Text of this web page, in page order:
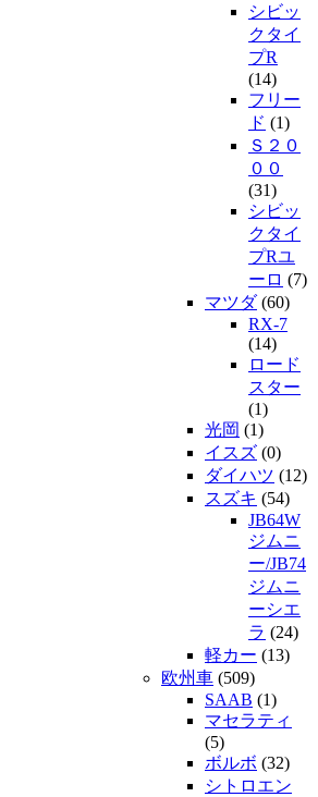
シビッ
クタイ
プR
(14)
フリー
ド (1)
Ｓ２０
００
(31)
シビッ
クタイ
プRユ
ーロ (7)
マツダ(60)
RX-7
(14)
ロード
スター
(1)
光岡 (1)
イスズ (0)
ダイハツ (12)
スズキ (54)
JB64W
ジムニ
ー/JB74
ジムニ
ーシエ
ラ (24)
軽カー (13)
欧州車 (509)
SAAB (1)
マセラティ
(5)
ボルボ (32)
シトロエン